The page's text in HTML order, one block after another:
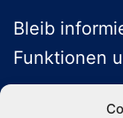
Bleib
Funktionen